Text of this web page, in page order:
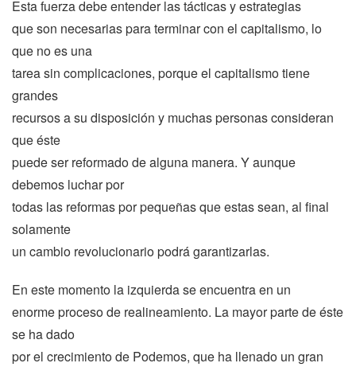
Esta fuerza debe entender las tácticas y estrategias
que son necesarias para terminar con el capitalismo, lo
que no es una
tarea sin complicaciones, porque el capitalismo tiene
grandes
recursos a su disposición y muchas personas consideran
que éste
puede ser reformado de alguna manera. Y aunque
debemos luchar por
todas las reformas por pequeñas que estas sean, al final
solamente
un cambio revolucionario podrá garantizarlas.
En este momento la izquierda se encuentra en un
enorme proceso de realineamiento. La mayor parte de éste
se ha dado
por el crecimiento de Podemos, que ha llenado un gran